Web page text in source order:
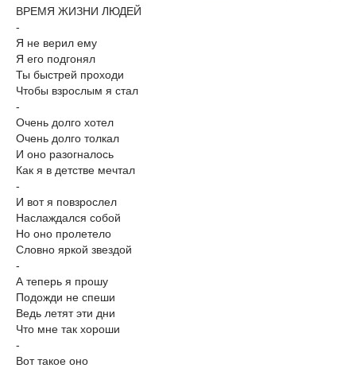
ВРЕМЯ ЖИЗНИ ЛЮДЕЙ
-
Я не верил ему
Я его подгонял
Ты быстрей проходи
Чтобы взрослым я стал
-
Очень долго хотел
Очень долго толкал
И оно разогналось
Как я в детстве мечтал
-
И вот я повзрослел
Наслаждался собой
Но оно пролетело
Словно яркой звездой
-
А теперь я прошу
Подожди не спеши
Ведь летят эти дни
Что мне так хороши
-
Вот такое оно